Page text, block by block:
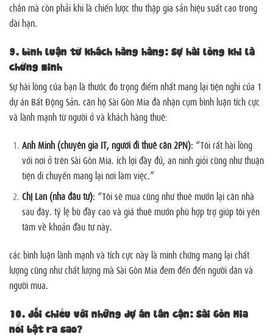
chắn mà còn phải khi là chiến lược thu thập gia sản hiệu suất cao trong
dài hạn.
9. bình luận từ khách hàng hàng: Sự hài lòng khi là
chứng minh
Sự hài lòng của bạn là thước đo trọng điểm nhất mang lại tiện nghi của 1
dự án Bất Động Sản. căn hộ Sài Gòn Mia đã nhận cụm bình luận tích cực
và lành mạnh từ người ở và khách hàng thuê:
Anh Minh (chuyên gia IT, người đi thuê căn 2PN):“Tôi rất hài lòng
với nơi ở trên Sài Gòn Mia. ích lợi đầy đủ, an ninh giỏi cũng như thuận
tiện di chuyển mang lại nơi làm việc.”
Chị Lan (nhà đầu tư):“Tôi sẽ mua cũng như thuê mướn lại căn nhà
sau đây. tỷ lệ bù đầy cao và giá thuê mướn phù hợp trợ giúp tôi yên
tâm về khoản đầu tư này.
các bình luận lành mạnh và tích cực này là minh chứng mang lại chất
lượng cũng như chất lượng mà Sài Gòn Mia đem đến đến người dân và
người mua.
10. đối chiếu với những dự án lân cận: Sài Gòn Mia
nổi bật ra sao?